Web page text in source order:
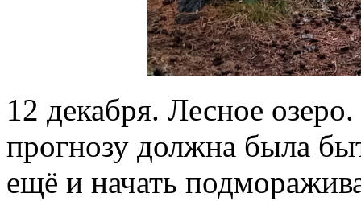
12 декабря. Лесное
прогнозу должна была
ещё и начать